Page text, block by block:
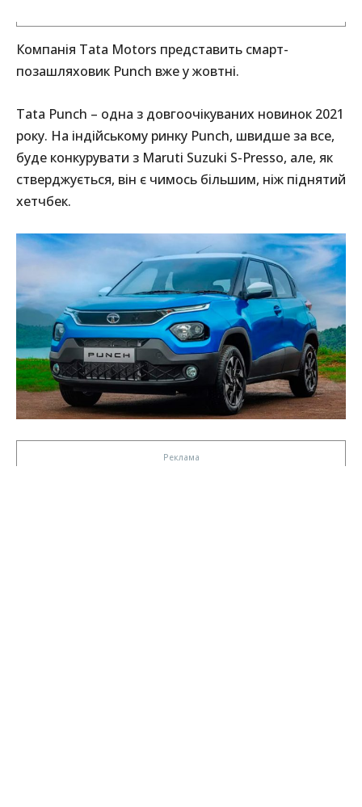
Компанія Tata Motors представить смарт-
позашляховик Punch вже у жовтні.
Tata Punch – одна з довгоочікуваних новинок 2021
року. На індійському ринку Punch, швидше за все,
буде конкурувати з Maruti Suzuki S-Presso, але, як
стверджується, він є чимось більшим, ніж піднятий
хетчбек.